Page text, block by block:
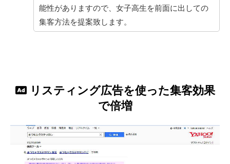
能性がありますので、女子高生を前面に出しての
集客方法を提案致します。
リスティング広告を使った集客効果
で倍増